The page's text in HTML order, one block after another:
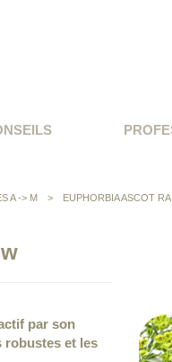
A -> M > EUPHORBIA ASCOT
par son
robustes et les